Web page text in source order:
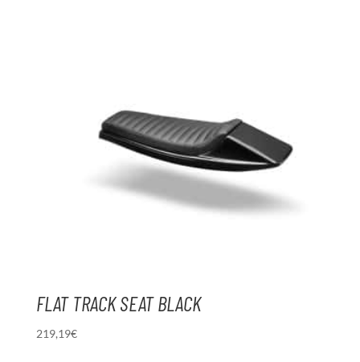
FLAT TRACK SEAT BLACK
219,19€